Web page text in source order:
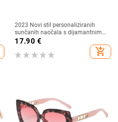
2023 Novi stil personaliziranih
sunčanih naočala s dijamantnim
umetkom, moderne i četvrtaste
naočale s dijamantnim rezom, hip
hop sunčane naočale u uličnom
17.90 €
add_shopping_cart